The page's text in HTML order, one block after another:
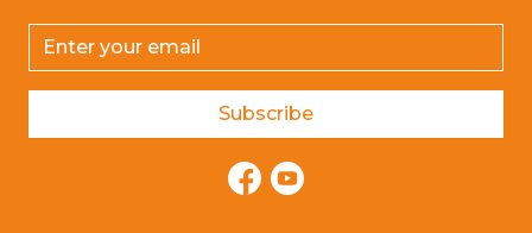
Email address
Subscribe
Facebook
YouTube